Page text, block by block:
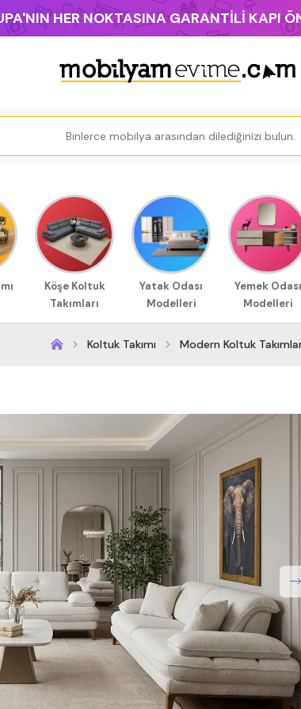
HER NOKTASINA GARANTİLİ KAPI
Köşe Koltuk
Takımları
Yatak Odası
Modelleri
Yemek Odası
Modelleri
Koltuk Takımı Modern Koltuk